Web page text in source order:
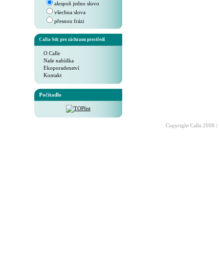
alespoň jedno slovo
všechna slova
přesnou frázi
Calla-Sdr. pro záchranu prostředí
O Calle
Naše nabídka
Ekoporadenství
Kontakt
Počítadlo
Copyright Calla 2008 |